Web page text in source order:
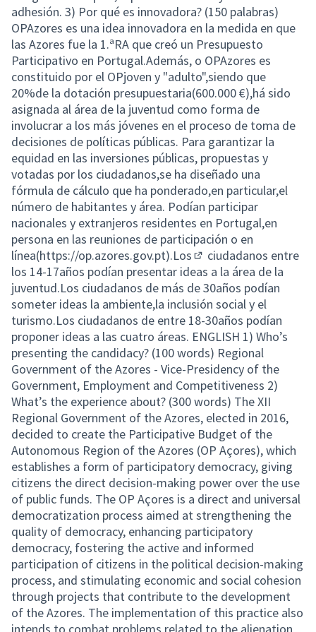
adhesión. 3) Por qué es innovadora? (150 palabras)
OPAzores es una idea innovadora en la medida en que
las Azores fue la 1.ªRA que creó un Presupuesto
Participativo en Portugal.Además, o OPAzores es
constituido por el OPjoven y "adulto",siendo que
20%de la dotación presupuestaria(600.000 €),há sido
asignada al área de la juventud como forma de
involucrar a los más jóvenes en el proceso de toma de
decisiones de políticas públicas. Para garantizar la
equidad en las inversiones públicas, propuestas y
votadas por los ciudadanos,se ha diseñado una
fórmula de cálculo que ha ponderado,en particular,el
número de habitantes y área. Podían participar
nacionales y extranjeros residentes en Portugal,en
persona en las reuniones de participación o en
línea(https://op.azores.gov.pt).Los
(External link)
ciudadanos entre
los 14-17años podían presentar ideas a la área de la
juventud.Los ciudadanos de más de 30años podían
someter ideas la ambiente,la inclusión social y el
turismo.Los ciudadanos de entre 18-30años podían
proponer ideas a las cuatro áreas. ENGLISH 1) Who’s
presenting the candidacy? (100 words) Regional
Government of the Azores - Vice-Presidency of the
Government, Employment and Competitiveness 2)
What’s the experience about? (300 words) The XII
Regional Government of the Azores, elected in 2016,
decided to create the Participative Budget of the
Autonomous Region of the Azores (OP Açores), which
establishes a form of participatory democracy, giving
citizens the direct decision-making power over the use
of public funds. The OP Açores is a direct and universal
democratization process aimed at strengthening the
quality of democracy, enhancing participatory
democracy, fostering the active and informed
participation of citizens in the political decision-making
process, and stimulating economic and social cohesion
through projects that contribute to the development
of the Azores. The implementation of this practice also